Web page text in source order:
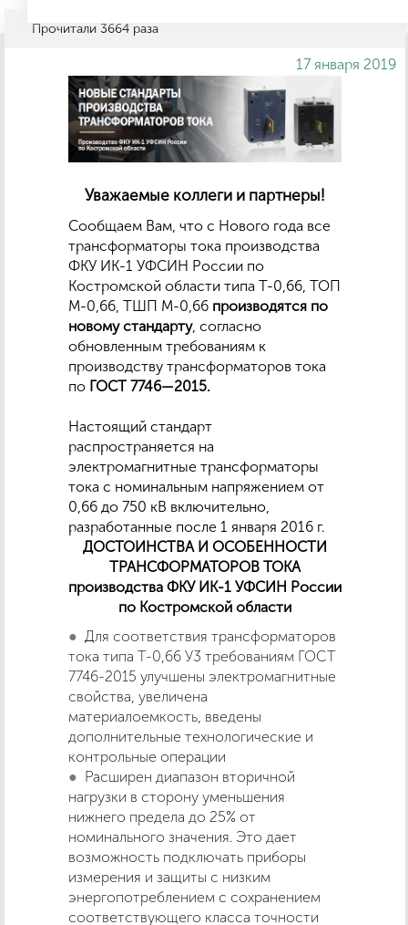
Прочитали 3664 раза
17 января 2019
Уважаемые коллеги и партнеры!
Сообщаем Вам, что с Нового года все
трансформаторы тока производства
ФКУ ИК-1 УФСИН России по
Костромской области типа Т-0,66, ТОП
М-0,66, ТШП М-0,66 производятся по
новому стандарту, согласно
обновленным требованиям к
производству трансформаторов тока
по ГОСТ 7746—2015.
Настоящий стандарт
распространяется на
электромагнитные трансформаторы
тока c номинальным напряжением от
0,66 до 750 кВ включительно,
разработанные после 1 января 2016 г.
ДОСТОИНСТВА И ОСОБЕННОСТИ
ТРАНСФОРМАТОРОВ ТОКА
производства ФКУ ИК-1 УФСИН России
по Костромской области
Для соответствия трансформаторов
тока типа Т-0,66 У3 требованиям ГОСТ
7746-2015 улучшены электромагнитные
свойства, увеличена
материалоемкость, введены
дополнительные технологические и
контрольные операции
Расширен диапазон вторичной
нагрузки в сторону уменьшения
нижнего предела до 25% от
номинального значения. Это дает
возможность подключать приборы
измерения и защиты с низким
энергопотреблением с сохранением
соответствующего класса точности